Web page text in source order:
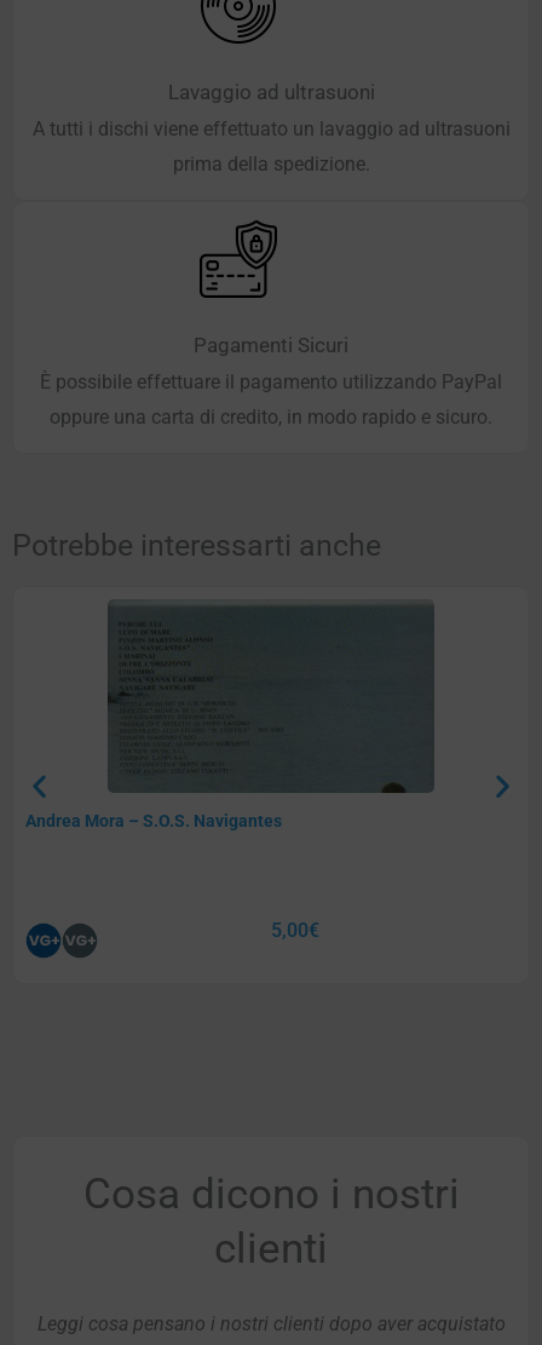
Lavaggio ad ultrasuoni
A tutti i dischi viene effettuato un lavaggio ad ultrasuoni
prima della spedizione.
Pagamenti Sicuri
È possibile effettuare il pagamento utilizzando PayPal
oppure una carta di credito, in modo rapido e sicuro.
Potrebbe interessarti anche
Andrea Mora – S.O.S. Navigantes
5,00€
Cosa dicono i nostri
clienti
Leggi cosa pensano i nostri clienti dopo aver acquistato